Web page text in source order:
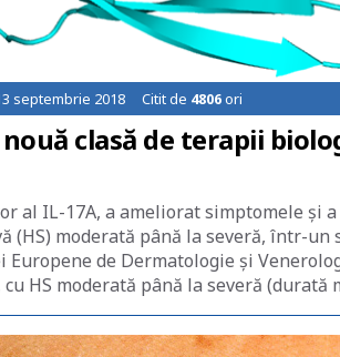
septembrie 2018 Citit de 4806ori
nouă clasă de terapii
al IL-17A, a ameliorat simptomele și
(HS) moderată până la severă, într-
de Dermatologie și
HS moderată până la severă (durată